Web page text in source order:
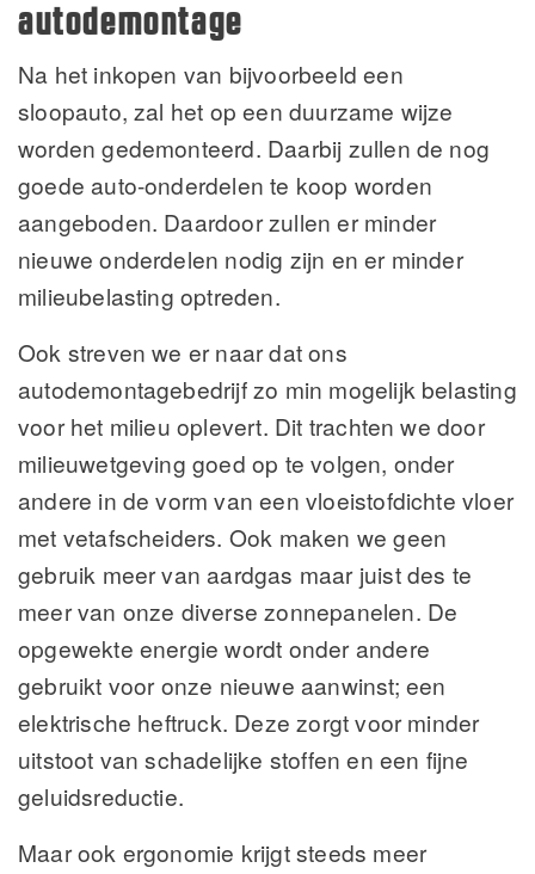
autodemontage
Na het inkopen van bijvoorbeeld een
sloopauto, zal het op een duurzame wijze
worden gedemonteerd. Daarbij zullen de nog
goede auto-onderdelen te koop worden
aangeboden. Daardoor zullen er minder
nieuwe onderdelen nodig zijn en er minder
milieubelasting optreden.
Ook streven we er naar dat ons
autodemontagebedrijf zo min mogelijk belasting
voor het milieu oplevert. Dit trachten we door
milieuwetgeving goed op te volgen, onder
andere in de vorm van een vloeistofdichte vloer
met vetafscheiders. Ook maken we geen
gebruik meer van aardgas maar juist des te
meer van onze diverse zonnepanelen. De
opgewekte energie wordt onder andere
gebruikt voor onze nieuwe aanwinst; een
elektrische heftruck. Deze zorgt voor minder
uitstoot van schadelijke stoffen en een fijne
geluidsreductie.
Maar ook ergonomie krijgt steeds meer